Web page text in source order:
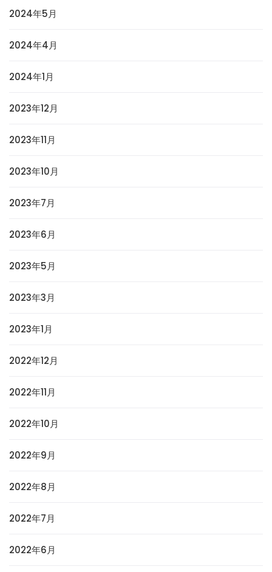
2024年5月
2024年4月
2024年1月
2023年12月
2023年11月
2023年10月
2023年7月
2023年6月
2023年5月
2023年3月
2023年1月
2022年12月
2022年11月
2022年10月
2022年9月
2022年8月
2022年7月
2022年6月